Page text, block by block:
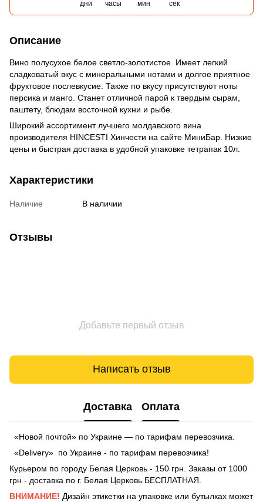
дни часы мин сек
Описание
Вино полусухое белое светло-золотистое. Имеет легкий
сладковатый вкус с минеральными нотами и долгое приятное
фруктовое послевкусие. Также по вкусу присутствуют ноты
персика и манго. Станет отличной парой к твердым сырам,
паштету, блюдам восточной кухни и рыбе.
Широкий ассортимент лучшего молдавского вина
производителя HINCESTI Хинчести на сайте МиниБар. Низкие
цены и быстрая доставка в удобной упаковке тетрапак 10л.
Характеристики
Наличие В наличии
Отзывы
Добавьте первый отзыв
Написать отзыв
Доставка Оплата
«Новой почтой» по Украине — по тарифам перевозчика.
«Delivery» по Украине - по тарифам перевозчика!
Курьером по городу Белая Церковь - 150 грн. Заказы от 1000
грн - доставка по г. Белая Церковь БЕСПЛАТНАЯ.
ВНИМАНИЕ! Дизайн этикетки на упаковке или бутылках может